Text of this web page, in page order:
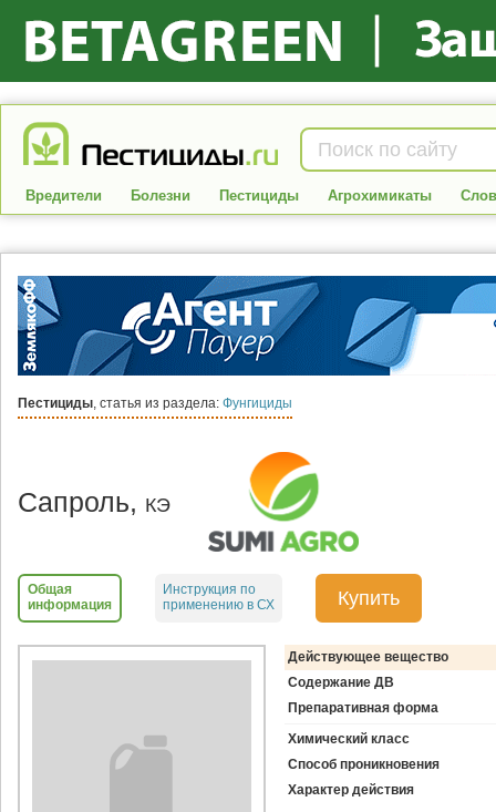
Вредители Болезни Пестициды Агрохимикаты
Пестициды, статья из раздела: Фунгициды
Сапроль, КЭ
Общая
информация
Инструкция по
применению в СХ
Купить
Действующее вещество
Содержание ДВ
Препаративная форма
Химический класс
Способ проникновения
Характер действия